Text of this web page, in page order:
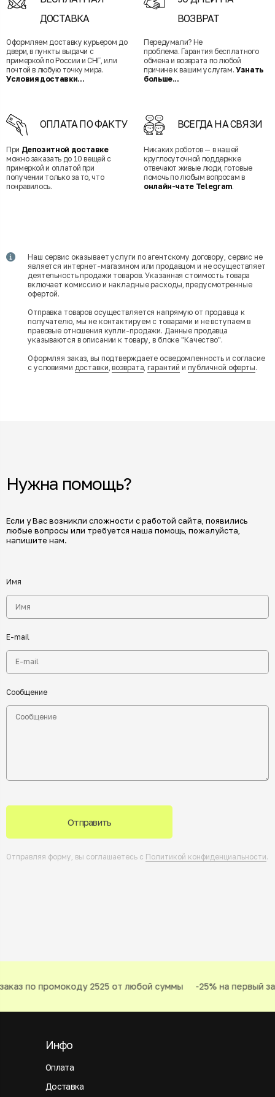
ДОСТАВКА
Оформляем доставку курьером до
двери, в пункты выдачи с
примеркой по России и СНГ, или
почтой в любую точку мира.
Условия доставки...
ВОЗВРАТ
Передумали? Не
проблема. Гарантия бесплатного
обмена и возврата по любой
причине к вашим услугам. Узнать
больше...
ОПЛАТА ПО ФАКТУ
При Депозитной доставке
можно заказать до 10 вещей с
примеркой и оплатой при
получении только за то, что
понравилось.
ВСЕГДА НА СВЯЗИ
Никаких роботов — в нашей
круглосуточной поддержке
отвечают живые люди, готовые
помочь по любым вопросам в
онлайн-чате Telegram.
Наш сервис оказывает услуги по агентскому договору, сервис не
является интернет-магазином или продавцом и не осуществляет
деятельность продажи товаров. Указанная стоимость товара
включает комиссию и накладные расходы, предусмотренные
офертой.
Отправка товаров осуществляется напрямую от продавца к
получателю, мы не контактируем с товарами и не вступаем в
правовые отношения купли-продажи. Данные продавца
указываются в описании к товару, в блоке "Качество".
Оформляя заказ, вы подтверждаете осведомленность и согласие
с условиями доставки,возврата,гарантий и публичной оферты.
Нужна помощь?
Если у Вас возникли сложности с работой сайта, появились
любые вопросы или требуется наша помощь, пожалуйста,
напишите нам.
Имя
E-mail
Сообщение
Отправить
Отправляя форму, вы соглашаетесь с Политикой конфиденциальности.
по промокоду 2525 от любой суммы -25% на первый
Оплата
Инфо
Доставка